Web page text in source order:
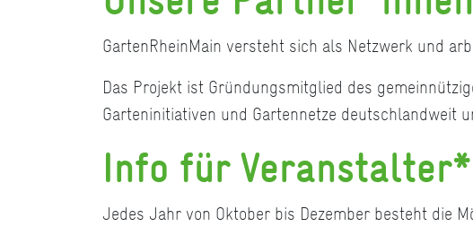
GartenRheinMain versteht sich als Netzwerk und
Das Projekt ist Gründungsmitglied des
Garteninitiativen und Gartennetze deutschlandweit
Info für
Jedes Jahr von Oktober bis Dezember besteht die